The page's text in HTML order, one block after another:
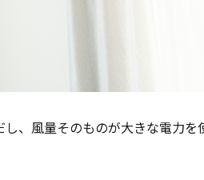
少ない
、風量そのものが大きな電力を